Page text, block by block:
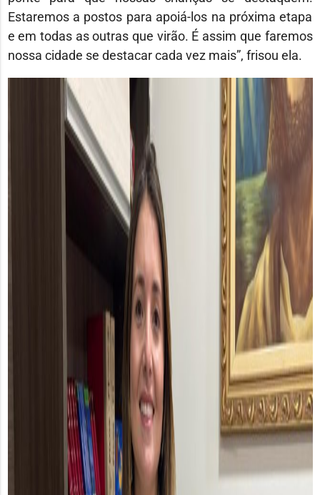
Estaremos a postos para apoiá-los na próxima etapa
e em todas as outras que virão. É assim que faremos
nossa cidade se destacar cada vez mais”, frisou ela.